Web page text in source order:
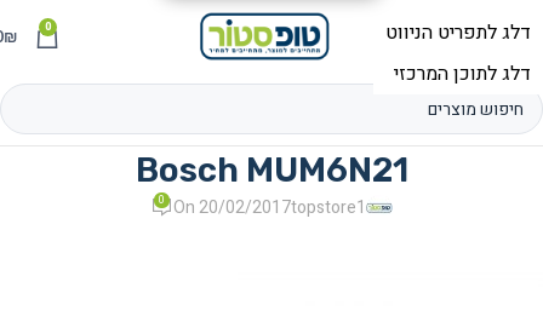
תפריט 0
₪
Bosch MUM6N21
topstore1
On 20/02/2017
0